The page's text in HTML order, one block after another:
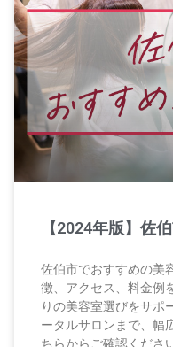
【2024年版】佐
佐伯市でおすすめの美
徴、アクセス、料金例
りの美容室選びをサポ
ータルサロンまで、幅
ちらからご確認くださ